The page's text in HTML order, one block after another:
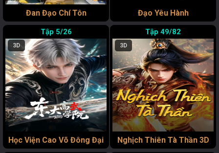
Đan Đạo Chí Tôn Đạo Yêu Hành
5/26
3D
Học Viện Cao Võ Đông Đại
49/82
3D
Nghịch Thiên Tà Thần 3D